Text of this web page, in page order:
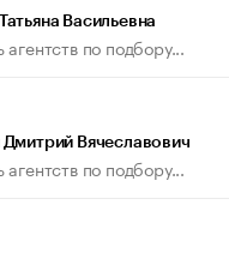
Васильевна
агентств по подбору...
Вячеславович
агентств по подбору...